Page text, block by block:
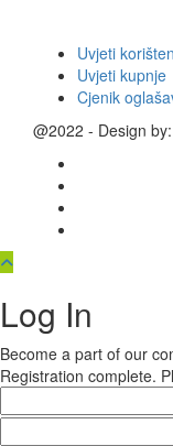
Uvjeti
Uvjeti kupnje
Cjenik
@2022 - Design
Log In
Become a part of our
Registration complete.